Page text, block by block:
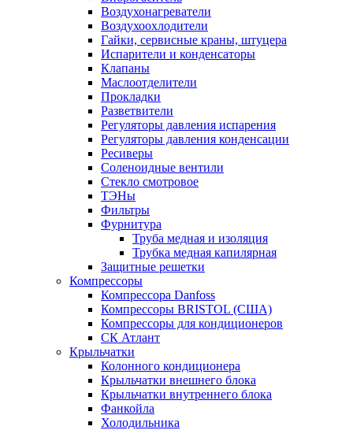
Воздухонагреватели
Воздухоохлодители
Гайки, сервисные краны, штуцера
Испарители и конденсаторы
Клапаны
Маслоотделители
Прокладки
Разветвители
Регуляторы давления испарения
Регуляторы давления конденсации
Ресиверы
Соленоидные вентили
Стекло смотровое
ТЭНы
Фильтры
Фурнитура
Труба медная и изоляция
Трубка медная капилярная
Защитные решетки
Компрессоры
Компрессора Danfoss
Компрессоры BRISTOL (США)
Компрессоры для кондиционеров
СК Атлант
Крыльчатки
Колонного кондиционера
Крыльчатки внешнего блока
Крыльчатки внутреннего блока
Фанкойла
Холодильника